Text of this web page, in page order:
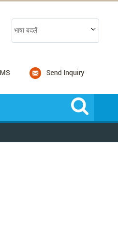
भाषा बदलें